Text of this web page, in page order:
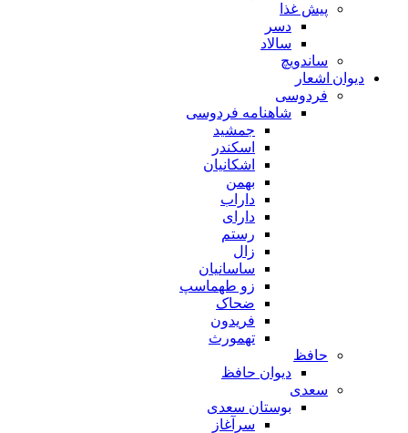
پیش غذا
دسر
سالاد
ساندویچ
دیوان اشعار
فردوسی
شاهنامه فردوسی
جمشید
اسکندر
اشکانیان
بهمن
داراب
دارای
رستم
زال
ساسانیان
زو طهماسپ‏
ضحاک
فریدون
تهمورث
حافظ
دیوان حافظ
سعدی
بوستان سعدی
سرآغاز